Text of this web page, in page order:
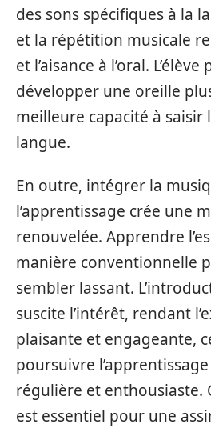
des sons spécifiques à la
et la répétition musicale
et l’aisance à l’oral.
développer une oreille
meilleure capacité à saisir
langue.
En outre, intégrer la
l’apprentissage crée une
renouvelée. Apprendre
manière conventionnelle
sembler lassant.
suscite l’intérêt, rendant
plaisante et engageante,
poursuivre
régulière et enthousiaste.
est essentiel pour une